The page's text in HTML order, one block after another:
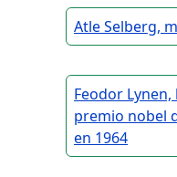
Atle Selberg,
Feodor
premio nobel
en 1964